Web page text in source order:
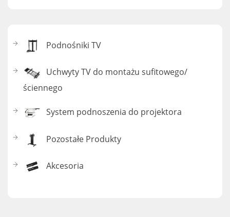
Podnośniki TV
Uchwyty TV do montażu sufitowego/
ściennego
System podnoszenia do projektora
Pozostałe Produkty
Akcesoria